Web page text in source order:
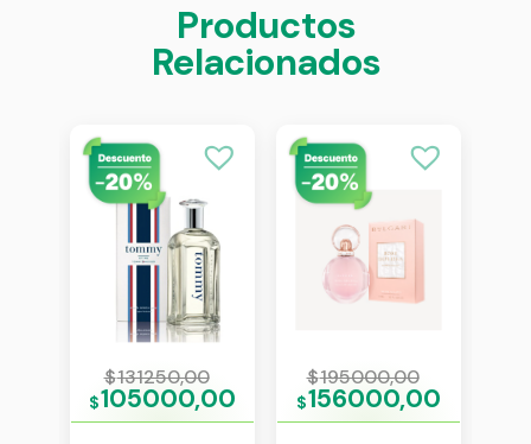
Productos
Relacionados
$131250,00
$105000,00
$195000,00
$156000,00